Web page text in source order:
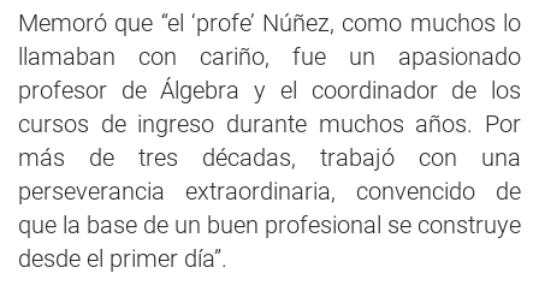
Memoró que “el ‘profe’ Núñez, como muchos lo
llamaban con cariño, fue un apasionado
profesor de Álgebra y el coordinador de los
cursos de ingreso durante muchos años. Por
más de tres décadas, trabajó con una
perseverancia extraordinaria, convencido de
que la base de un buen profesional se construye
desde el primer día”.